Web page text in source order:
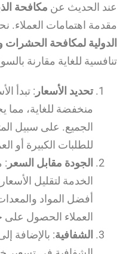
عند الحديث عن مكافحة
مقدمة اهتمامات العملاء.
الدولية لمكافحة
تنافسية للغاية مقارنة
تحديد الأسعار : تبدأ
منخفضة للغاية، مما
الجميع. على سبيل
للطلبات الكبيرة أو
الجودة مقابل السعر :
الخدمة لتقليل
أفضل المواد
العملاء الحصول على
الشفافية: بالإضافة